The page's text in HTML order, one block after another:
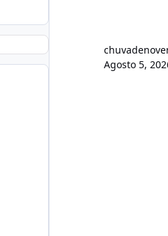
Agosto 5,